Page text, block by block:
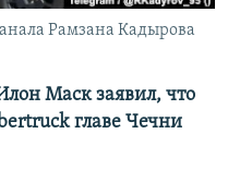
Рамзана Кадырова
Маск заявил, что
главе Чечни